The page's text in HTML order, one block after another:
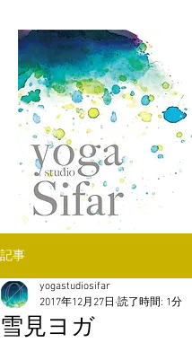
記事
雪見ヨガ
yogastudiosifar
2017年12月27日 読了時間: 1分